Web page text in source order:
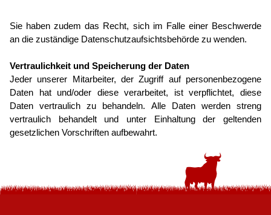
Sie haben zudem das Recht, sich im Falle einer Beschwerde
an die zuständige Daten­schutz­auf­sichts­behörde zu wenden.
Vertraulichkeit und Speicherung der Daten
Jeder unserer Mitarbeiter, der Zugriff auf per­sonen­be­zogene
Daten hat und/oder diese verarbeitet, ist verpflichtet, diese
Daten vertraulich zu behandeln. Alle Daten werden streng
vertraulich behandelt und unter Einhaltung der geltenden
gesetzlichen Vorschriften aufbewahrt.